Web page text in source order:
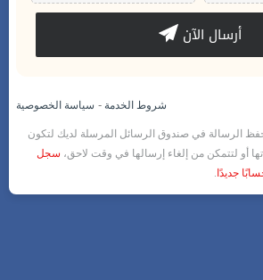
أرسال الآن
شروط الخدمة - سياسة الخصوصية
الرسالة في صندوق الرسائل المرسلة لديك لتكون
أو لتتمكن من إلغاء إرسالها في وقت لاحق، سجل
جديدًا .